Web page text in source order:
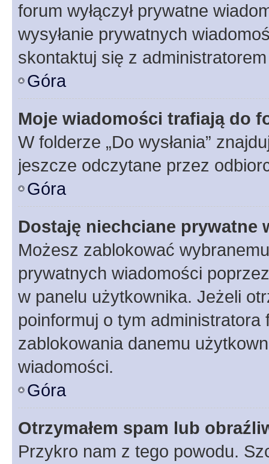
forum wyłączył prywatne
wysyłanie prywatnych
skontaktuj się z
Góra
Moje wiadomości trafiają do
W folderze „Do wysłania”
jeszcze odczytane przez
Góra
Dostaję niechciane prywatne
Możesz zablokować
prywatnych wiadomości
w panelu użytkownika. Jeżeli
poinformuj o tym
zablokowania danemu
wiadomości.
Góra
Otrzymałem spam lub
Przykro nam z tego powodu.